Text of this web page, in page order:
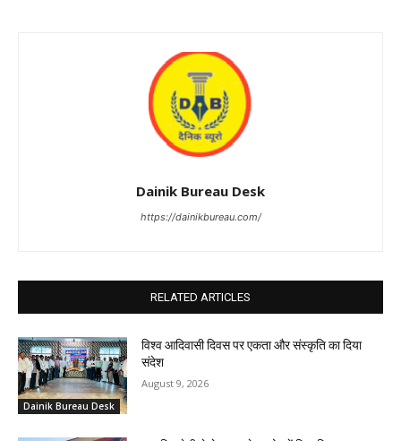
Dainik Bureau Desk
https://dainikbureau.com/
RELATED ARTICLES
Dainik Bureau Desk
विश्व आदिवासी दिवस पर एकता और संस्कृति का दिया
संदेश
August 9, 2026